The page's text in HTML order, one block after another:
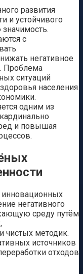
развития
и устойчивого
с
негативное
Проблема
ситуаций
населения
одним из
и повышая
инновационных
негативного
среду путём
чистых методик.
источников
отходов